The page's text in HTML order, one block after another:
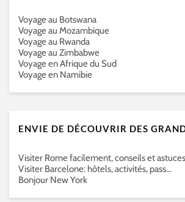
Voyage au Botswana
Voyage au Mozambique
Voyage au Rwanda
Voyage au Zimbabwe
Voyage en Afrique du Sud
Voyage en Namibie
ENVIE DE DÉCOUVRIR DES
Visiter Rome facilement, conseils et astuces
Visiter Barcelone: hôtels, activités, pass…
Bonjour New York